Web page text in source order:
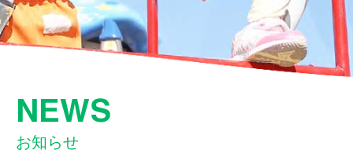
保
連
携
NEWS
お知らせ